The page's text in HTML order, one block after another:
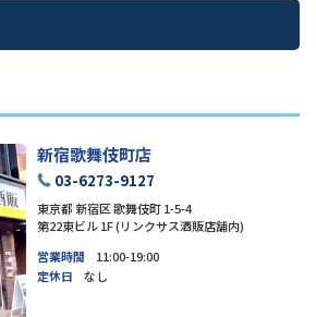
新宿歌舞伎町店
03-6273-9127
東京都 新宿区 歌舞伎町 1-5-4
第22東ビル 1F (リンクサス酒販店舗内)
営業時間
11:00-19:00
定休日
なし